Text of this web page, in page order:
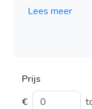
Lees meer
Prijs
€